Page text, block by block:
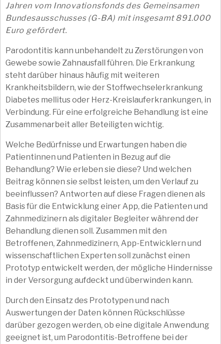
Jahren vom Innovationsfonds des Gemeinsamen
Bundesausschusses (G-BA) mit insgesamt 891.000
Euro gefördert.
Parodontitis kann unbehandelt zu Zerstörungen von
Gewebe sowie Zahnausfall führen. Die Erkrankung
steht darüber hinaus häufig mit weiteren
Krankheitsbildern, wie der Stoffwechselerkrankung
Diabetes mellitus oder Herz-Kreislauferkrankungen, in
Verbindung. Für eine erfolgreiche Behandlung ist eine
Zusammenarbeit aller Beteiligten wichtig.
Welche Bedürfnisse und Erwartungen haben die
Patientinnen und Patienten in Bezug auf die
Behandlung? Wie erleben sie diese? Und welchen
Beitrag können sie selbst leisten, um den Verlauf zu
beeinflussen? Antworten auf diese Fragen dienen als
Basis für die Entwicklung einer App, die Patienten und
Zahnmedizinern als digitaler Begleiter während der
Behandlung dienen soll. Zusammen mit den
Betroffenen, Zahnmedizinern, App-Entwicklern und
wissenschaftlichen Experten soll zunächst einen
Prototyp entwickelt werden, der mögliche Hindernisse
in der Versorgung aufdeckt und überwinden kann.
Durch den Einsatz des Prototypen und nach
Auswertungen der Daten können Rückschlüsse
darüber gezogen werden, ob eine digitale Anwendung
geeignet ist, um Parodontitis-Betroffene bei der